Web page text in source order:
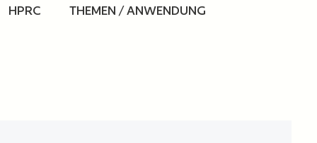
HPRC THEMEN / ANWENDUNG